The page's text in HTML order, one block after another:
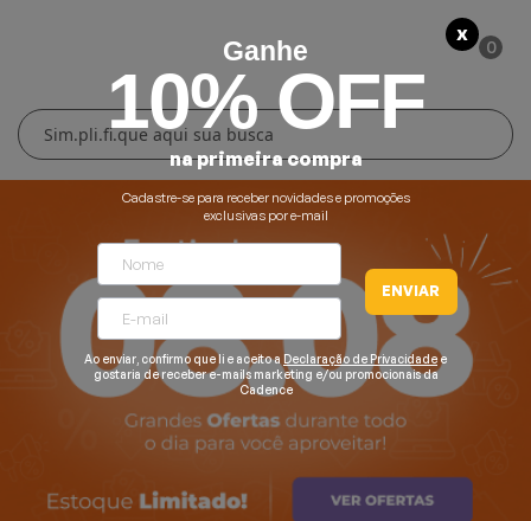
0
X
Ganhe
10% OFF
na primeira compra
Cadastre-se para receber novidades e promoções
exclusivas por e-mail
ENVIAR
Ao enviar, confirmo que li e aceito a Declaração de Privacidadee
gostaria de receber e-mails marketing e/ou promocionais da
Cadence
Cozinha
Blenders
Liquidificadores
Grills e Sanduicheiras
Chaleiras Elétricas
Lar
Ferros e Passadeiras
Conforto Térmico
Aquecedores
Climatizadores
Ventiladores
Cuidados Pessoais
Escovas Secadoras
Secadores
Cortadores de Cabelo
Pranchas